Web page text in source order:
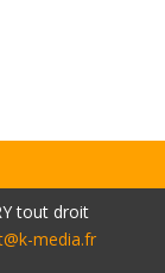
tout droit
media.fr